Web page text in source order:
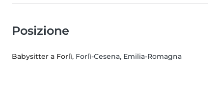
Posizione
Babysitter a Forlì, Forlì-Cesena, Emilia-Romagna